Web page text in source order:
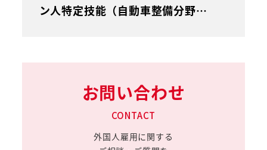
ン人特定技能（自動車整備分野…
お問い合わせ
CONTACT
外国人雇用に関する